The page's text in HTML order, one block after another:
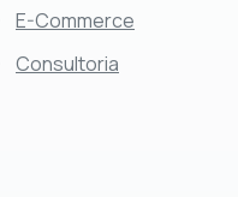
E-Commerce
Consultoria